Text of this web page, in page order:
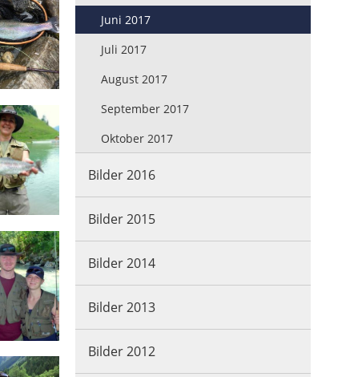
Juni 2017
Juli 2017
August 2017
September 2017
Oktober 2017
Bilder 2016
Bilder 2015
Bilder 2014
Bilder 2013
Bilder 2012